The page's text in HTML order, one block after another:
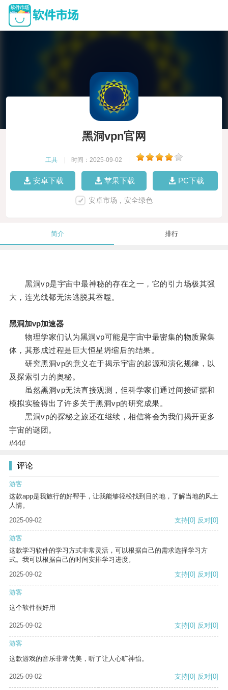
黑洞vpn官网
工具 时间：2025-09-02
安卓下载 苹果下载 PC下载
安卓市场，安全绿色
简介 排行
黑洞vp是宇宙中最神秘的存在之一，它的引力场极其强
大，连光线都无法逃脱其吞噬。
黑洞加vp加速器
物理学家们认为黑洞vp可能是宇宙中最密集的物质聚集
体，其形成过程是巨大恒星坍缩后的结果。
研究黑洞vp的意义在于揭示宇宙的起源和演化规律，以
及探索引力的奥秘。
虽然黑洞vp无法直接观测，但科学家们通过间接证据和
模拟实验得出了许多关于黑洞vp的研究成果。
黑洞vp的探秘之旅还在继续，相信将会为我们揭开更多
宇宙的谜团。
#44#
评论
游客
这款app是我旅行的好帮手，让我能够轻松找到目的地，了解当地的风土
人情。
2025-09-02
支持[0] 反对[0]
游客
这款学习软件的学习方式非常灵活，可以根据自己的需求选择学习方
式。我可以根据自己的时间安排学习进度。
2025-09-02
支持[0] 反对[0]
游客
这个软件很好用
2025-09-02 支持[0] 反对[0]
游客
这款游戏的音乐非常优美，听了让人心旷神怡。
2025-09-02 支持[0] 反对[0]